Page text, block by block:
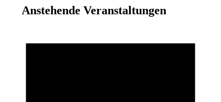
Anstehende Veranstaltungen